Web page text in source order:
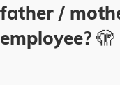
father /
employee? 🫣